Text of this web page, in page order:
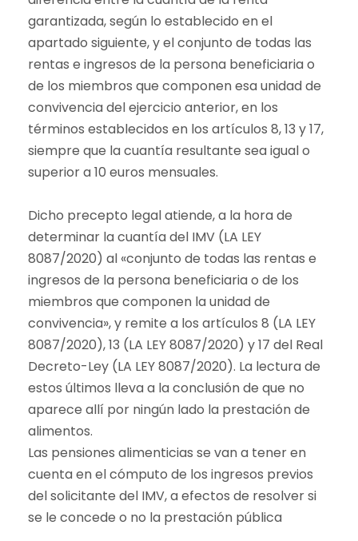
garantizada, según lo establecido en el
apartado siguiente, y el conjunto de todas las
rentas e ingresos de la persona beneficiaria o
de los miembros que componen esa unidad de
convivencia del ejercicio anterior, en los
términos establecidos en los artículos 8, 13 y 17,
siempre que la cuantía resultante sea igual o
superior a 10 euros mensuales.
Dicho precepto legal atiende, a la hora de
determinar la cuantía del IMV (LA LEY
8087/2020) al «conjunto de todas las rentas e
ingresos de la persona beneficiaria o de los
miembros que componen la unidad de
convivencia», y remite a los artículos 8 (LA LEY
8087/2020), 13 (LA LEY 8087/2020) y 17 del Real
Decreto-Ley (LA LEY 8087/2020). La lectura de
estos últimos lleva a la conclusión de que no
aparece allí por ningún lado la prestación de
alimentos.
Las pensiones alimenticias se van a tener en
cuenta en el cómputo de los ingresos previos
del solicitante del IMV, a efectos de resolver si
se le concede o no la prestación pública